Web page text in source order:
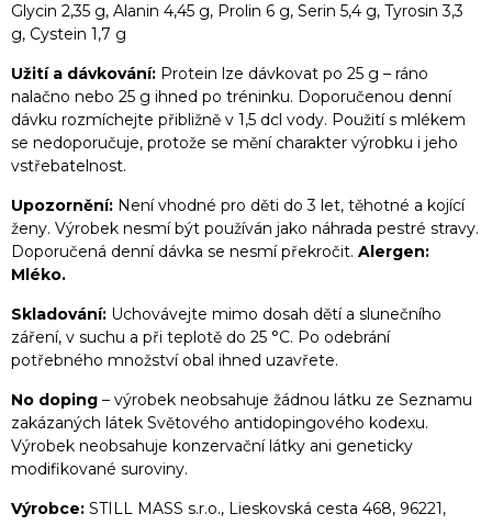
Glycin 2,35 g, Alanin 4,45 g, Prolin 6 g, Serin 5,4 g, Tyrosin 3,3
g, Cystein 1,7 g
Užití a dávkování: Protein lze dávkovat po 25 g – ráno
nalačno nebo 25 g ihned po tréninku. Doporučenou denní
dávku rozmíchejte přibližně v 1,5 dcl vody. Použití s mlékem
se nedoporučuje, protože se mění charakter výrobku i jeho
vstřebatelnost.
Upozornění: Není vhodné pro děti do 3 let, těhotné a kojící
ženy. Výrobek nesmí být používán jako náhrada pestré stravy.
Doporučená denní dávka se nesmí překročit. Alergen:
Mléko.
Skladování: Uchovávejte mimo dosah dětí a slunečního
záření, v suchu a při teplotě do 25 °C. Po odebrání
potřebného množství obal ihned uzavřete.
No doping – výrobek neobsahuje žádnou látku ze Seznamu
zakázaných látek Světového antidopingového kodexu.
Výrobek neobsahuje konzervační látky ani geneticky
modifikované suroviny.
Výrobce: STILL MASS s.r.o., Lieskovská cesta 468, 96221,